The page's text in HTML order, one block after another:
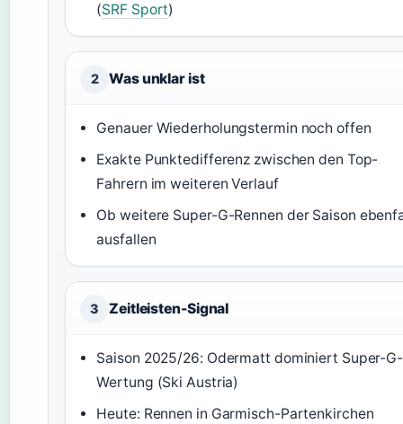
(SRF Sport)
2 Was unklar ist
Genauer Wiederholungstermin noch offen
Exakte Punktedifferenz zwischen den Top-
Fahrern im weiteren Verlauf
Ob weitere Super-G-Rennen der Saison
ausfallen
3 Zeitleisten-Signal
Saison 2025/26: Odermatt dominiert Super-G-
Wertung (Ski Austria)
Heute: Rennen in Garmisch-Partenkirchen